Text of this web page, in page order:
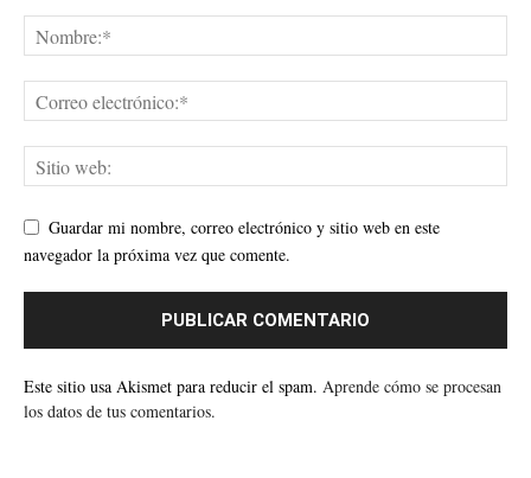
Guardar mi nombre, correo electrónico y sitio web en este
navegador la próxima vez que comente.
Este sitio usa Akismet para reducir el spam. Aprende cómo se procesan
los datos de tus comentarios.